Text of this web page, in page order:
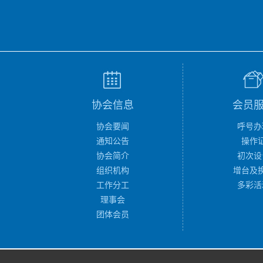
协会信息
协会要闻
通知公告
协会简介
组织机构
工作分工
理事会
团体会员
会员
呼号
操作
初次设
增台及
多彩